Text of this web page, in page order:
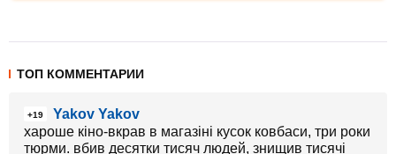
ТОП КОММЕНТАРИИ
+19
Yakov Yakov
хароше кіно-вкрав в магазіні кусок ковбаси, три роки
тюрми. вбив десятки тисяч людей, знищив тисячі